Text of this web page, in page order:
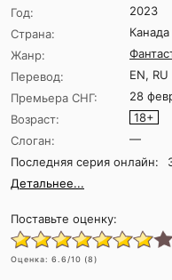
Год:
2023
Страна:
Канада
Жанр:
Перевод:
EN, RU
Премьера СНГ:
28
Возраст:
18+
Слоган:
—
Последняя серия онлайн:
Детальнее...
Поставьте оценку:
Оценка: 6.6/10 (8)